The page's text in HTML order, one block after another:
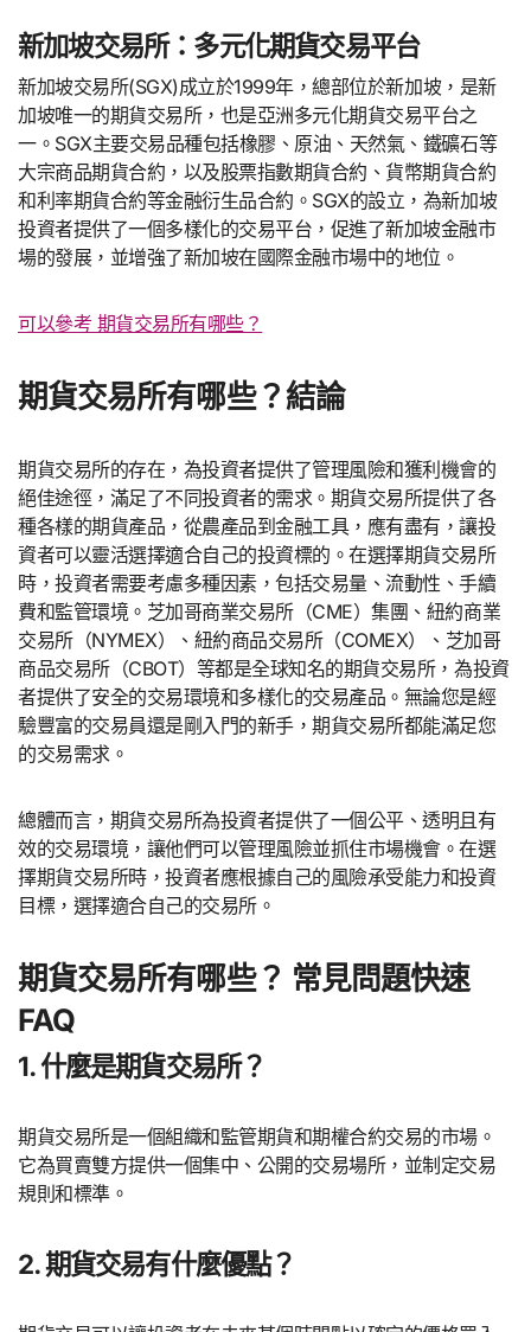
新加坡交易所：多元化期貨交易平台
新加坡交易所(SGX)成立於1999年，總部位於新加坡，是新
加坡唯一的期貨交易所，也是亞洲多元化期貨交易平台之
一。SGX主要交易品種包括橡膠、原油、天然氣、鐵礦石等
大宗商品期貨合約，以及股票指數期貨合約、貨幣期貨合約
和利率期貨合約等金融衍生品合約。SGX的設立，為新加坡
投資者提供了一個多樣化的交易平台，促進了新加坡金融市
場的發展，並增強了新加坡在國際金融市場中的地位。
可以參考 期貨交易所有哪些？
期貨交易所有哪些？結論
期貨交易所的存在，為投資者提供了管理風險和獲利機會的
絕佳途徑，滿足了不同投資者的需求。期貨交易所提供了各
種各樣的期貨產品，從農產品到金融工具，應有盡有，讓投
資者可以靈活選擇適合自己的投資標的。在選擇期貨交易所
時，投資者需要考慮多種因素，包括交易量、流動性、手續
費和監管環境。芝加哥商業交易所（CME）集團、紐約商業
交易所（NYMEX）、紐約商品交易所（COMEX）、芝加哥
商品交易所（CBOT）等都是全球知名的期貨交易所，為投資
者提供了安全的交易環境和多樣化的交易產品。無論您是經
驗豐富的交易員還是剛入門的新手，期貨交易所都能滿足您
的交易需求。
總體而言，期貨交易所為投資者提供了一個公平、透明且有
效的交易環境，讓他們可以管理風險並抓住市場機會。在選
擇期貨交易所時，投資者應根據自己的風險承受能力和投資
目標，選擇適合自己的交易所。
期貨交易所有哪些？ 常見問題快速
FAQ
1. 什麼是期貨交易所？
期貨交易所是一個組織和監管期貨和期權合約交易的市場。
它為買賣雙方提供一個集中、公開的交易場所，並制定交易
規則和標準。
2. 期貨交易有什麼優點？